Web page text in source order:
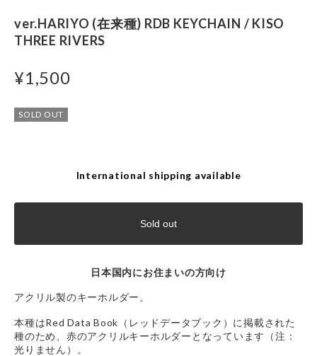
ver.HARIYO (在来種) RDB KEYCHAIN / KISO
THREE RIVERS
¥1,500
SOLD OUT
International shipping available
Sold out
日本国内にお住まいの方向け
アクリル製のキーホルダー。
本種はRed Data Book（レッドデータブック）に掲載された
種のため、赤のアクリルキーホルダーとなっています（注：
光りません）。